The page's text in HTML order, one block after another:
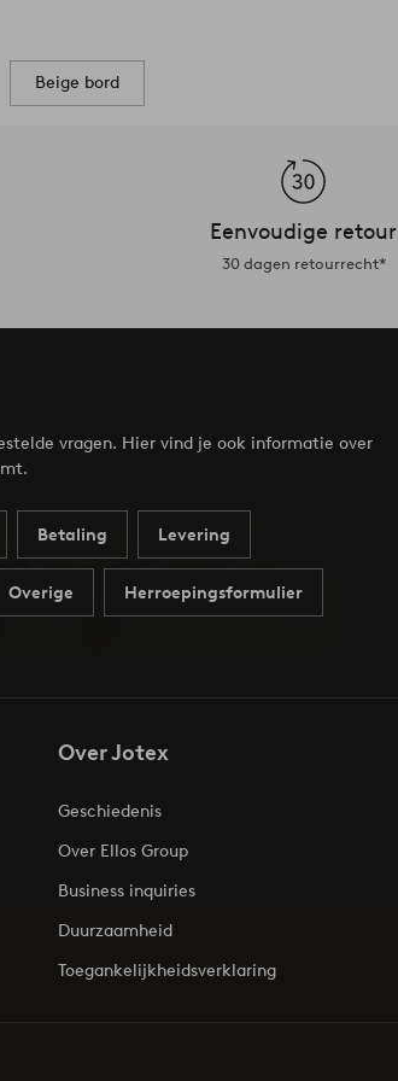
Beige bord
Eenvoudige retour
30 dagen retourrecht*
vragen. Hier vind je ook informatie over
Betaling Levering
Overige Herroepingsformulier
Over Jotex
Geschiedenis
Over Ellos Group
Business inquiries
Duurzaamheid
Toegankelijkheidsverklaring